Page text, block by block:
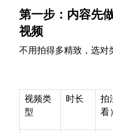
第一步：内容先
视频
不用拍得多精致，选对
视频类
型
时长
拍
看）